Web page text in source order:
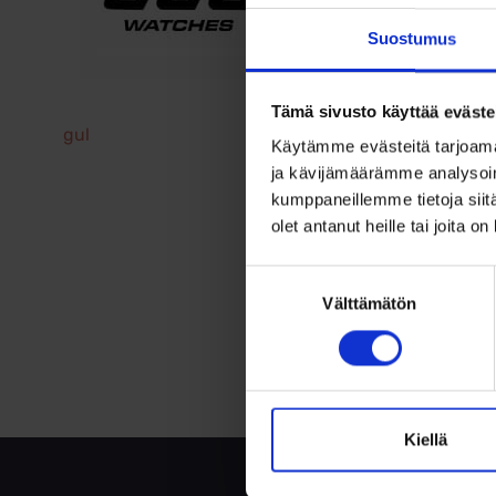
Suostumus
Tämä sivusto käyttää
Käytämme evästeitä
ja kävijämäärämme
kumppaneillemme tietoja
olet antanut heille tai joita
Välttämätön
Kiellä
Artikkelien
gul